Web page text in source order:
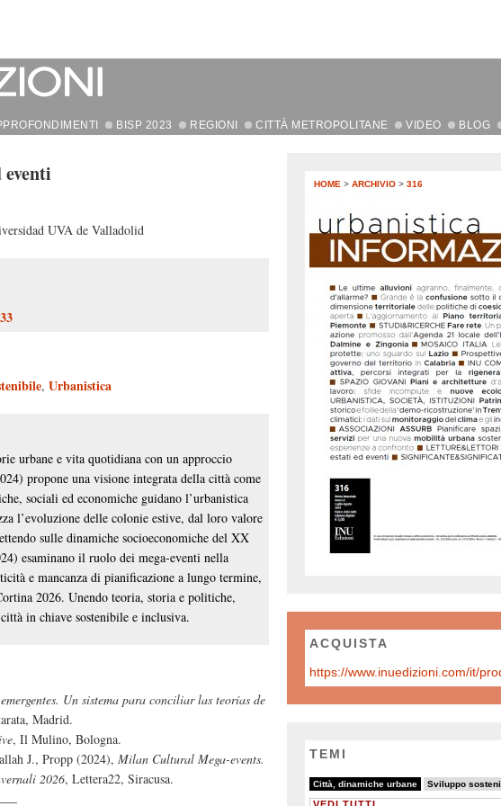
BISP 2023 REGIONI CITTÀ METROPOLITANE VIDEO BLOG
UVA de Valladolid
, Urbanistica
urbane e vita quotidiana con un approccio
propone una visione integrata della città come
sociali ed economiche guidano l’urbanistica
l’evoluzione delle colonie estive, dal loro valore
sulle dinamiche socioeconomiche del XX
esaminano il ruolo dei mega-eventi nella
e mancanza di pianificazione a lungo termine,
2026. Unendo teoria, storia e politiche,
in chiave sostenibile e inclusiva.
Un sistema para conciliar las teorías de
Madrid.
, Il Mulino, Bologna.
J., Propp (2024), Milan Cultural Mega-events.
2026, Lettera22, Siracusa.
HOME > ARCHIVIO > 316
ACQUISTA
TEMI
Città, dinamiche urbane
81/81 Sviluppo
19/81
26/81